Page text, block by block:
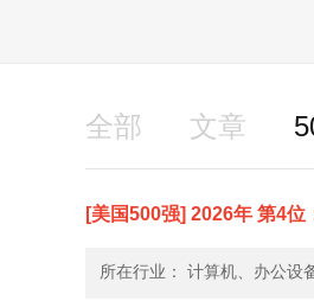
全部 文章
[美国500强] 2026年 第4位
所在行业： 计算机、办公设